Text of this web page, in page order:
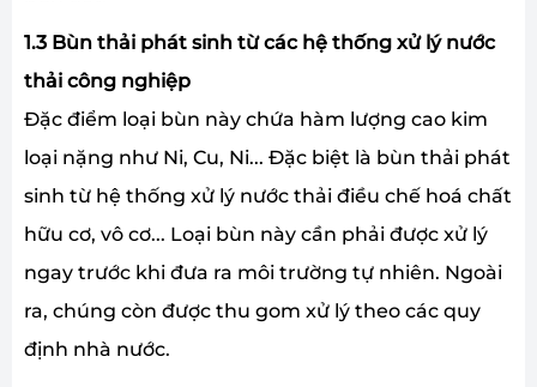
1.3 Bùn thải phát sinh từ các hệ thống xử lý nước
thải công nghiệp
Đặc điểm loại bùn này chứa hàm lượng cao kim
loại nặng như Ni, Cu, Ni... Đặc biệt là bùn thải phát
sinh từ hệ thống xử lý nước thải điều chế hoá chất
hữu cơ, vô cơ... Loại bùn này cần phải được xử lý
ngay trước khi đưa ra môi trường tự nhiên. Ngoài
ra, chúng còn được thu gom xử lý theo các quy
định nhà nước.